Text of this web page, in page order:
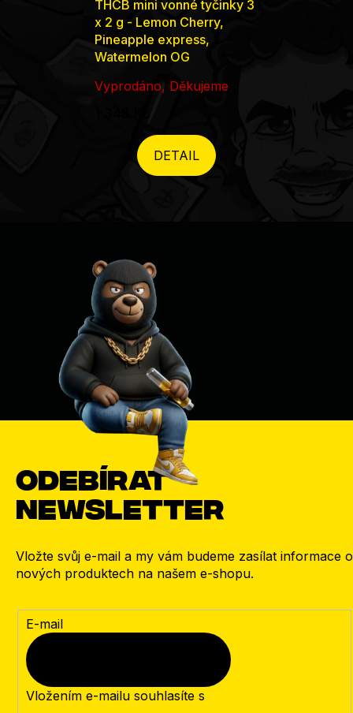
THCB mini vonné tyčinky 3
x 2 g - Lemon Cherry,
Pineapple express,
Watermelon OG
Vyprodáno, Děkujeme
DETAIL
Odebírat
newsletter
Vložte svůj e-mail a my vám budeme zasílat informace o
nových produktech na našem e-shopu.
E-mail
Vložením e-mailu souhlasíte s